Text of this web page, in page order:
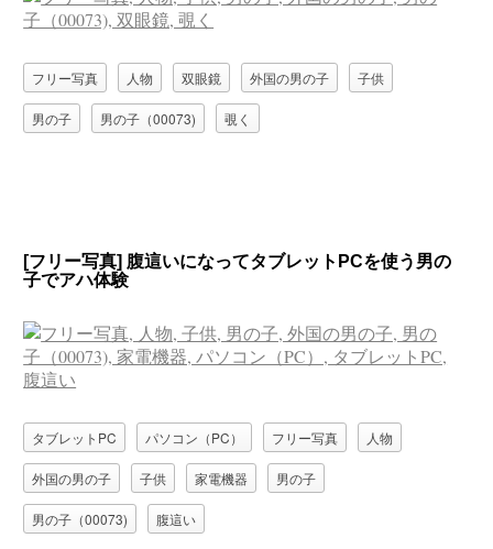
フリー写真 人物 双眼鏡 外国の男の子 子供
男の子 男の子（00073) 覗く
[フリー写真] 腹這いになってタブレットPCを使う男の
子でアハ体験
タブレットPC パソコン（PC） フリー写真 人物
外国の男の子 子供 家電機器 男の子
男の子（00073) 腹這い